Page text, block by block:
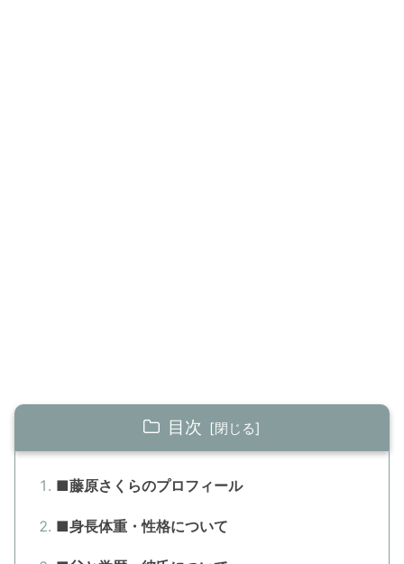
目次
■藤原さくらのプロフィール
■身長体重・性格について